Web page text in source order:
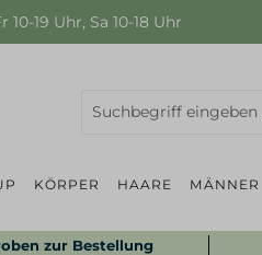
19 Uhr, Sa 10-18 Uhr
KÖRPER HAARE MÄNNER
zur Bestellung